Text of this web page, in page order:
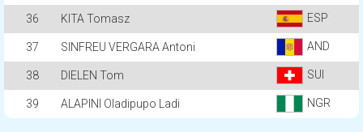
36 KITA Tomasz ESP
37 SINFREU VERGARA Antoni AND
38 DIELEN Tom SUI
39 ALAPINI Oladipupo Ladi NGR